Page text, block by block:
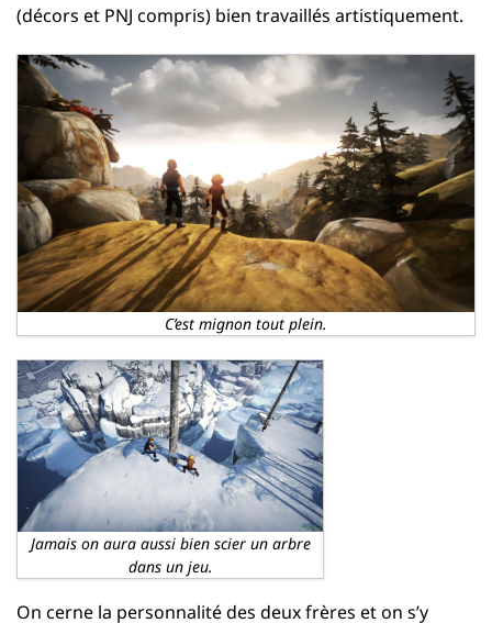
(décors et PNJ compris) bien travaillés artistiquement.
C’est mignon tout plein.
Jamais on aura aussi bien scier un arbre
dans un jeu.
On cerne la personnalité des deux frères et on s’y